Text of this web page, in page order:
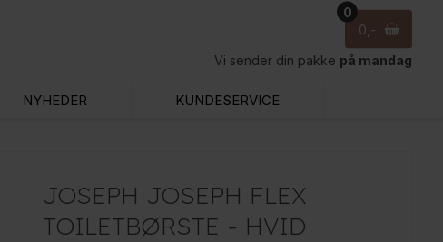
0
0
Vi sender din pakke på mandag
NYHEDER KUNDESERVICE
JOSEPH JOSEPH FLEX
TOILETBØRSTE - HVID